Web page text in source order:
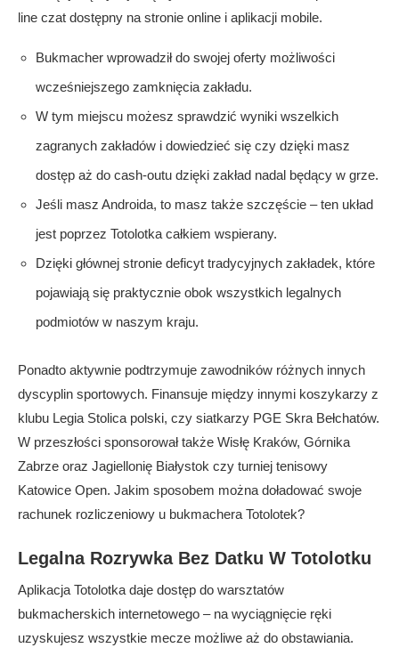
line czat dostępny na stronie online i aplikacji mobile.
Bukmacher wprowadził do swojej oferty możliwości
wcześniejszego zamknięcia zakładu.
W tym miejscu możesz sprawdzić wyniki wszelkich
zagranych zakładów i dowiedzieć się czy dzięki masz
dostęp aż do cash-outu dzięki zakład nadal będący w grze.
Jeśli masz Androida, to masz także szczęście – ten układ
jest poprzez Totolotka całkiem wspierany.
Dzięki głównej stronie deficyt tradycyjnych zakładek, które
pojawiają się praktycznie obok wszystkich legalnych
podmiotów w naszym kraju.
Ponadto aktywnie podtrzymuje zawodników różnych innych
dyscyplin sportowych. Finansuje między innymi koszykarzy z
klubu Legia Stolica polski, czy siatkarzy PGE Skra Bełchatów.
W przeszłości sponsorował także Wisłę Kraków, Górnika
Zabrze oraz Jagiellonię Białystok czy turniej tenisowy
Katowice Open. Jakim sposobem można doładować swoje
rachunek rozliczeniowy u bukmachera Totolotek?
Legalna Rozrywka Bez Datku W Totolotku
Aplikacja Totolotka daje dostęp do warsztatów
bukmacherskich internetowego – na wyciągnięcie ręki
uzyskujesz wszystkie mecze możliwe aż do obstawiania.